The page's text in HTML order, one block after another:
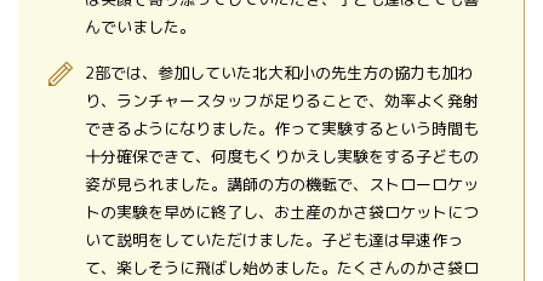
んでいました。
2部では、参加していた北大和小の先生方の協力も加わ
り、ランチャースタッフが足りることで、効率よく発射
できるようになりました。作って実験するという時間も
十分確保できて、何度もくりかえし実験をする子どもの
姿が見られました。講師の方の機転で、ストローロケッ
トの実験を早めに終了し、お土産のかさ袋ロケットにつ
いて説明をしていただけました。子ども達は早速作っ
て、楽しそうに飛ばし始めました。たくさんのかさ袋ロ